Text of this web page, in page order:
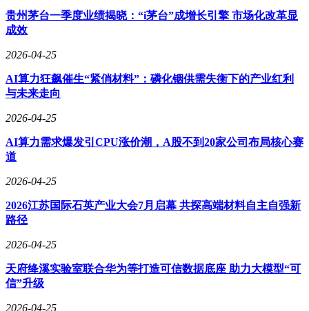
福特等知名车企。目前，新泉股份在国内拥有26家分、子公
司，海外布局5家分、子公司。
亿元，同比增长21.01%；归母净利润4.22亿元，同比增长
2.80%；扣非后净利润4.15亿元，同比增长1.20%。公司经营状
况保持稳健增长态势。
贵州茅台一季度业绩揭晓：“i茅台”成增长引擎 市场化改革显
成效
2026-04-25
AI算力狂飙催生“紧俏材料”：磷化铟供需失衡下的产业红利
与未来走向
2026-04-25
AI算力需求爆发引CPU涨价潮，A股不到20家公司布局核心赛
道
2026-04-25
2026江苏国际石英产业大会7月启幕 共探高端材料自主自强新
路径
2026-04-25
天府绛溪实验室联合华为等打造可信数据底座 助力大模型“可
信”升级
2026-04-25